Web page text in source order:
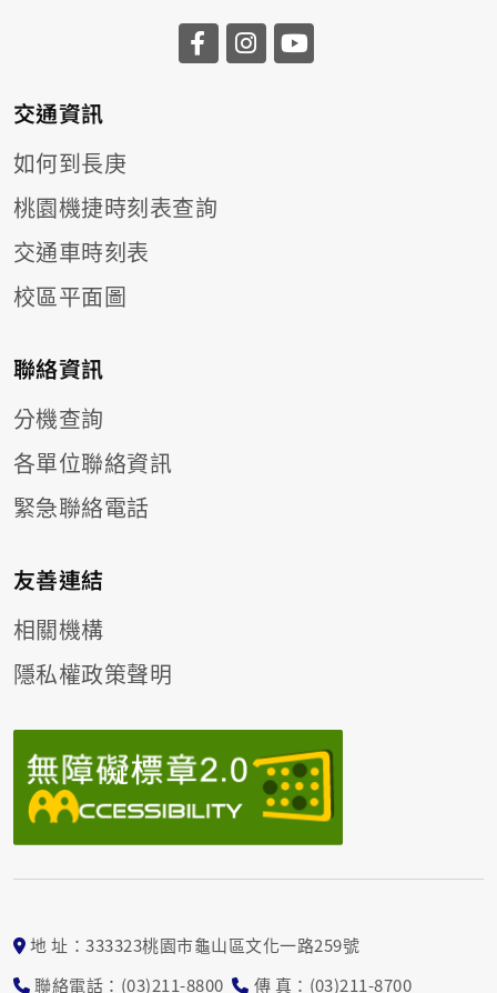
前往長庚大學facebook
前往長庚大學
交通資訊
如何到長庚
桃園機捷時刻表查詢
交通車時刻表
校區平面圖
聯絡資訊
分機查詢
各單位聯絡資訊
緊急聯絡電話
友善連結
相關機構
隱私權政策聲明
地 址：333323桃園市龜山區文化一路259號
聯絡電話：(03)211-8800
傳 真：(03)211-8700